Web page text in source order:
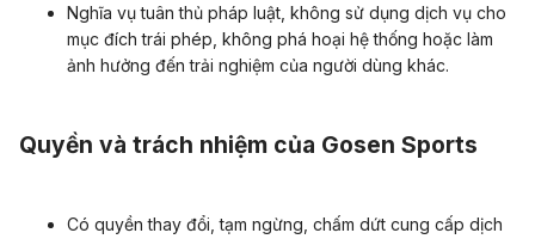
Nghĩa vụ tuân thủ pháp luật, không sử dụng dịch vụ cho
mục đích trái phép, không phá hoại hệ thống hoặc làm
ảnh hưởng đến trải nghiệm của người dùng khác.
Quyền và trách nhiệm của Gosen Sports
Có quyền thay đổi, tạm ngừng, chấm dứt cung cấp dịch